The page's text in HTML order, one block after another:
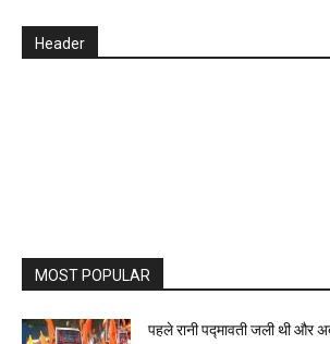
Header
MOST POPULAR
पहले रानी पद्मावती जली थी और